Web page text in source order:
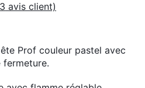
3 avis client)
Prof couleur pastel avec
fermeture.
10ml